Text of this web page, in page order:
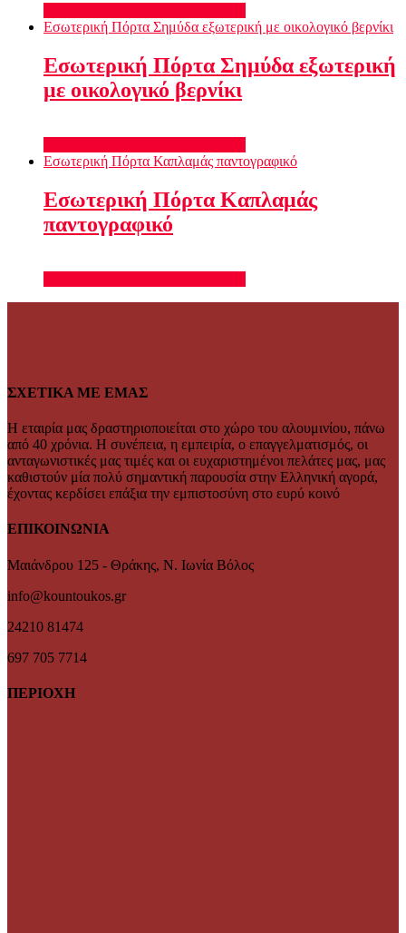
Εσωτερική Πόρτα Σημύδα εξωτερική με οικολογικό βερνίκι
Εσωτερική Πόρτα Σημύδα εξωτερική
με οικολογικό βερνίκι
Εσωτερική Πόρτα Καπλαμάς παντογραφικό
Εσωτερική Πόρτα Καπλαμάς
παντογραφικό
ΣΧΕΤΙΚΑ ΜΕ ΕΜΑΣ
Η εταιρία μας δραστηριοποιείται στο χώρο του αλουμινίου, πάνω
από 40 χρόνια. Η συνέπεια, η εμπειρία, ο επαγγελματισμός, οι
ανταγωνιστικές μας τιμές και οι ευχαριστημένοι πελάτες μας, μας
καθιστούν μία πολύ σημαντική παρουσία στην Ελληνική αγορά,
έχοντας κερδίσει επάξια την εμπιστοσύνη στο ευρύ κοινό
ΕΠΙΚΟΙΝΩΝΙΑ
Μαιάνδρου 125 - Θράκης, Ν. Ιωνία Βόλος
info@kountoukos.gr
24210 81474
697 705 7714
ΠΕΡΙΟΧΗ